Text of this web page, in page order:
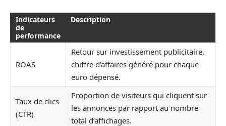
Indicateurs
de
performance
Description
ROAS
Retour sur investissement publicitaire,
chiffre d’affaires généré pour chaque
euro dépensé.
Taux de clics
(CTR)
Proportion de visiteurs qui cliquent sur
les annonces par rapport au nombre
total d’affichages.